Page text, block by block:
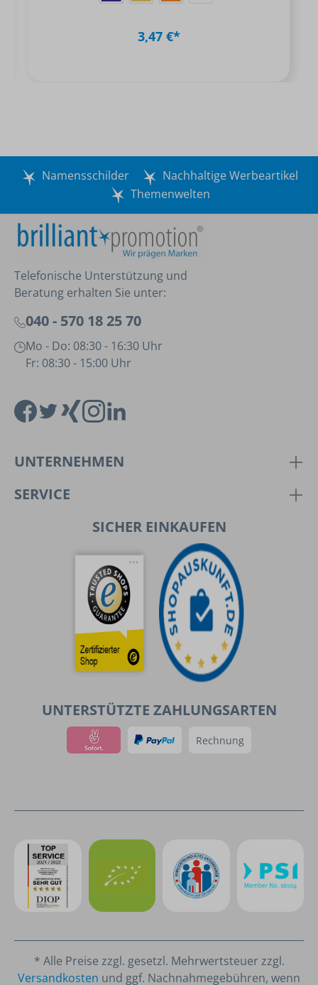
3,47 €*
Namensschilder
Nachhaltige Werbeartikel
Themenwelten
Telefonische Unterstützung und
Beratung erhalten Sie unter:
040 - 570 18 25 70
Mo - Do: 08:30 - 16:30 Uhr
Fr: 08:30 - 15:00 Uhr
UNTERNEHMEN
SERVICE
SICHER EINKAUFEN
UNTERSTÜTZTE ZAHLUNGSARTEN
Rechnung
* Alle Preise zzgl. gesetzl. Mehrwertsteuer zzgl.
Versandkosten und ggf. Nachnahmegebühren, wenn